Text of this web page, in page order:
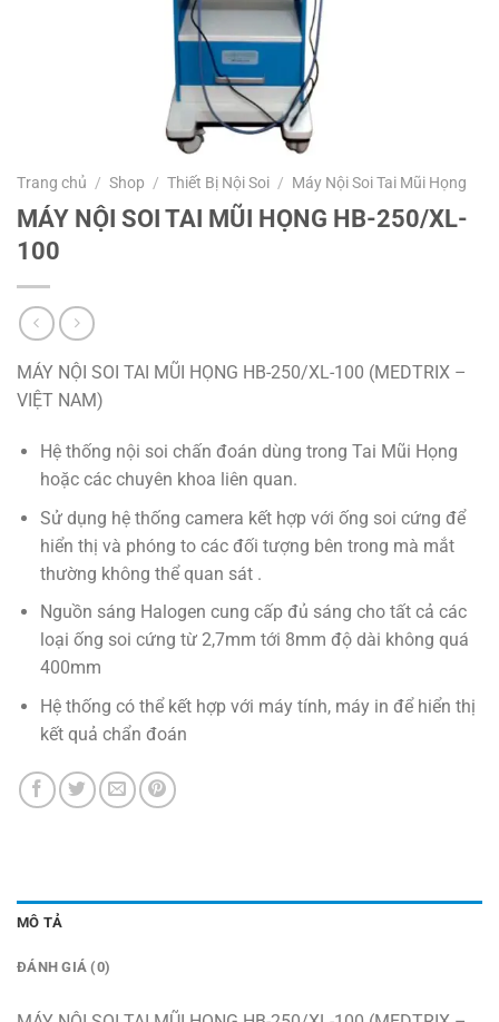
Trang chủ / Shop / Thiết Bị Nội Soi / Máy Nội Soi Tai Mũi Họng
MÁY NỘI SOI TAI MŨI HỌNG HB-250/XL-
100
MÁY NỘI SOI TAI MŨI HỌNG HB-250/XL-100 (MEDTRIX –
VIỆT NAM)
Hệ thống nội soi chấn đoán dùng trong Tai Mũi Họng
hoặc các chuyên khoa liên quan.
Sử dụng hệ thống camera kết hợp với ống soi cứng để
hiển thị và phóng to các đối tượng bên trong mà mắt
thường không thể quan sát .
Nguồn sáng Halogen cung cấp đủ sáng cho tất cả các
loại ống soi cứng từ 2,7mm tới 8mm độ dài không quá
400mm
Hệ thống có thể kết hợp với máy tính, máy in để hiển thị
kết quả chẩn đoán
MÔ TẢ
ĐÁNH GIÁ (0)